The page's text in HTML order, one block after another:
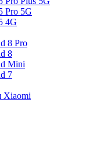
Pro 5G
4G
8 Pro
8
Mini
7
Xiaomi